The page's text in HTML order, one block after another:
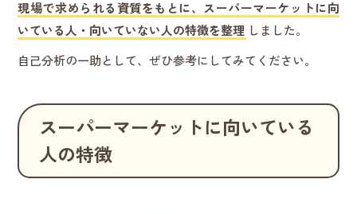
現場で求められる資質をもとに、スーパーマーケットに向
いている人・向いていない人の特徴を整理 しました。
自己分析の一助として、ぜひ参考にしてみてください。
スーパーマーケットに向いている
人の特徴